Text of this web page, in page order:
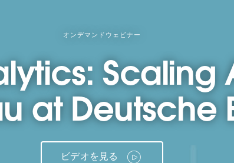
オンデマンドウェビナー
Scaling
at Deutsche
ビデオを見る